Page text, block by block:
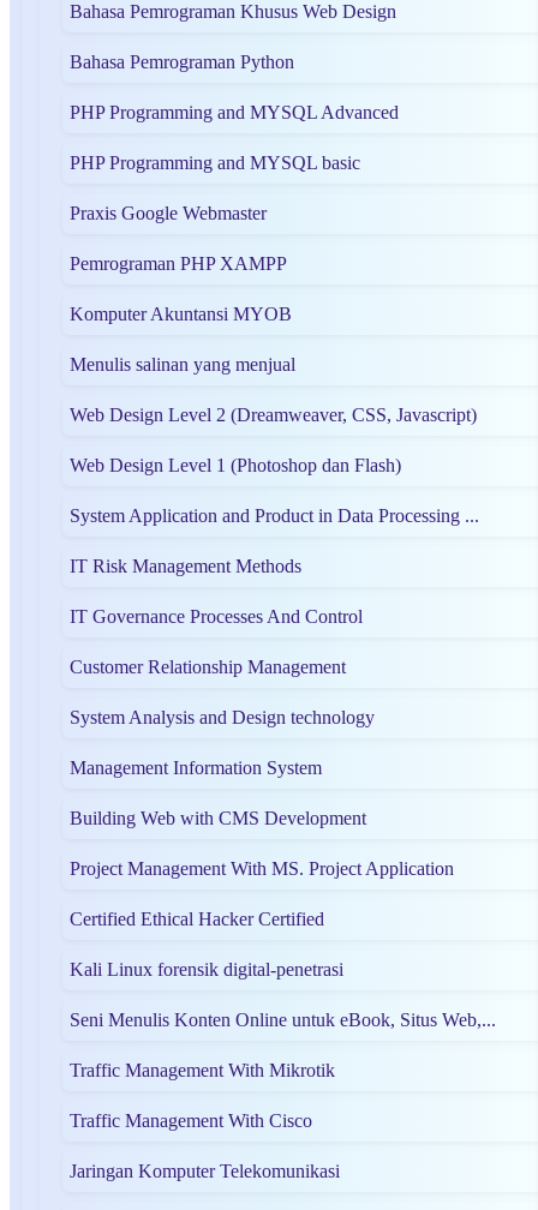
Bahasa Pemrograman Khusus Web Design
Bahasa Pemrograman Python
PHP Programming and MYSQL Advanced
PHP Programming and MYSQL basic
Praxis Google Webmaster
Pemrograman PHP XAMPP
Komputer Akuntansi MYOB
Menulis salinan yang menjual
Web Design Level 2 (Dreamweaver, CSS, Javascript)
Web Design Level 1 (Photoshop dan Flash)
System Application and Product in Data Processing ...
IT Risk Management Methods
IT Governance Processes And Control
Customer Relationship Management
System Analysis and Design technology
Management Information System
Building Web with CMS Development
Project Management With MS. Project Application
Certified Ethical Hacker Certified
Kali Linux forensik digital-penetrasi
Seni Menulis Konten Online untuk eBook, Situs Web,...
Traffic Management With Mikrotik
Traffic Management With Cisco
Jaringan Komputer Telekomunikasi